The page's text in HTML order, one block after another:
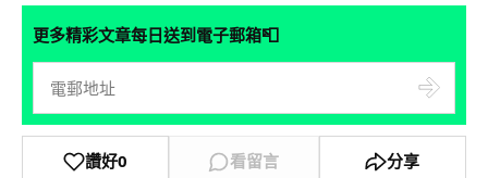
更多精彩文章每日送到電子郵箱📮
讚好0 看留言 分享